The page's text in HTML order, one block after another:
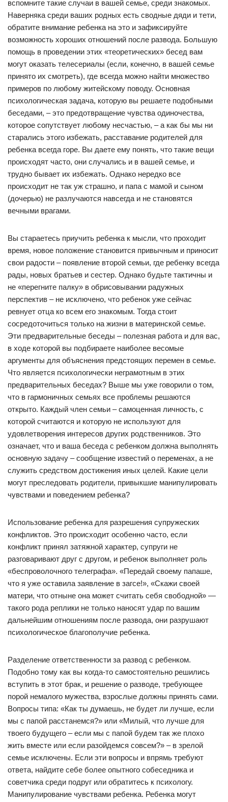
вспомните такие случаи в вашей семье, среди знакомых.
Наверняка среди ваших родных есть сводные дяди и тети,
обратите внимание ребенка на это и зафиксируйте
возможность хороших отношений после развода. Большую
помощь в проведении этих «теоретических» бесед вам
могут оказать телесериалы (если, конечно, в вашей семье
принято их смотреть), где всегда можно найти множество
примеров по любому житейскому поводу. Основная
психологическая задача, которую вы решаете подобными
беседами, – это предотвращение чувства одиночества,
которое сопутствует любому несчастью, – а как бы мы ни
старались этого избежать, расставание родителей для
ребенка всегда горе. Вы даете ему понять, что такие вещи
происходят часто, они случались и в вашей семье, и
трудно бывает их избежать. Однако нередко все
происходит не так уж страшно, и папа с мамой и сыном
(дочерью) не разлучаются навсегда и не становятся
вечными врагами.
Вы стараетесь приучить ребенка к мысли, что проходит
время, новое положение становится привычным и приносит
свои радости – появление второй семьи, где ребенку всегда
рады, новых братьев и сестер. Однако будьте тактичны и
не «перегните палку» в обрисовывании радужных
перспектив – не исключено, что ребенок уже сейчас
ревнует отца ко всем его знакомым. Тогда стоит
сосредоточиться только на жизни в материнской семье.
Эти предварительные беседы – полезная работа и для вас,
в ходе которой вы подбираете наиболее весомые
аргументы для объяснения предстоящих перемен в семье.
Что является психологически неграмотным в этих
предварительных беседах? Выше мы уже говорили о том,
что в гармоничных семьях все проблемы решаются
открыто. Каждый член семьи – самоценная личность, с
которой считаются и которую не используют для
удовлетворения интересов других родственников. Это
означает, что и ваша беседа с ребенком должна выполнять
основную задачу – сообщение известий о переменах, а не
служить средством достижения иных целей. Какие цели
могут преследовать родители, привыкшие манипулировать
чувствами и поведением ребенка?
Использование ребенка для разрешения супружеских
конфликтов. Это происходит особенно часто, если
конфликт принял затяжной характер, супруги не
разговаривают друг с другом, и ребенок выполняет роль
«беспроволочного телеграфа». «Передай своему папаше,
что я уже оставила заявление в загсе!», «Скажи своей
матери, что отныне она может считать себя свободной» —
такого рода реплики не только наносят удар по вашим
дальнейшим отношениям после развода, они разрушают
психологическое благополучие ребенка.
Разделение ответственности за развод с ребенком.
Подобно тому как вы когда-то самостоятельно решились
вступить в этот брак, и решение о разводе, требующее
порой немалого мужества, взрослые должны принять сами.
Вопросы типа: «Как ты думаешь, не будет ли лучше, если
мы с папой расстанемся?» или «Милый, что лучше для
твоего будущего – если мы с папой будем так же плохо
жить вместе или если разойдемся совсем?» – в зрелой
семье исключены. Если эти вопросы и впрямь требуют
ответа, найдите себе более опытного собеседника и
советчика среди подруг или обратитесь к психологу.
Манипулирование чувствами ребенка. Ребенка могут